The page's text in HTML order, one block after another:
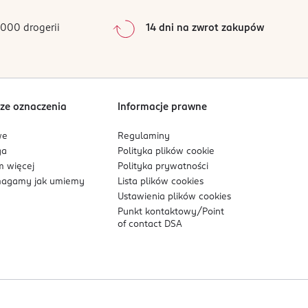
0%
Sortowanie wgdata: od najnowszej
drogerii 14 dni na zwrot zakupów
oznaczenia
więcej
jak umiemy
Informacje prawne
Regulaminy
Polityka plikówcookie
Polityka prywatności
Lista plikówcookies
Ustawienia plikówcookies
Punkt kontaktowy/ Point
of contact DSA